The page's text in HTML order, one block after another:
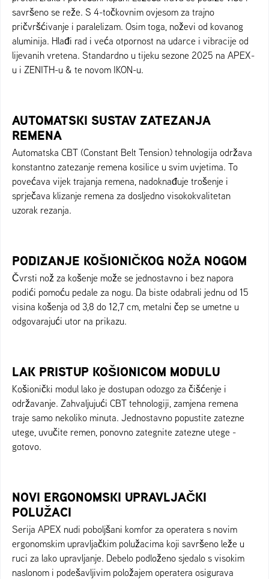
savršeno se reže. S 4-točkovnim ovjesom za trajno
pričvršćivanje i paralelizam. Osim toga, noževi od kovanog
aluminija. Hlađi rad i veća otpornost na udarce i vibracije od
lijevanih vretena. Standardno u tijeku sezone 2025 na APEX-
u i ZENITH-u & te novom IKON-u.
AUTOMATSKI SUSTAV ZATEZANJA
REMENA
Automatska CBT (Constant Belt Tension) tehnologija održava
konstantno zatezanje remena kosilice u svim uvjetima. To
povećava vijek trajanja remena, nadoknađuje trošenje i
sprječava klizanje remena za dosljedno visokokvalitetan
uzorak rezanja.
PODIZANJE KOŠIONIČKOG NOŽA NOGOM
Čvrsti nož za košenje može se jednostavno i bez napora
podići pomoću pedale za nogu. Da biste odabrali jednu od 15
visina košenja od 3,8 do 12,7 cm, metalni čep se umetne u
odgovarajući utor na prikazu.
LAK PRISTUP KOŠIONICOM MODULU
Košionički modul lako je dostupan odozgo za čišćenje i
održavanje. Zahvaljujući CBT tehnologiji, zamjena remena
traje samo nekoliko minuta. Jednostavno popustite zatezne
utege, uvučite remen, ponovno zategnite zatezne utege -
gotovo.
NOVI ERGONOMSKI UPRAVLJAČKI
POLUŽACI
Serija APEX nudi poboljšani komfor za operatera s novim
ergonomskim upravljačkim polužacima koji savršeno leže u
ruci za lako upravljanje. Debelo podloženo sjedalo s visokim
naslonom i podešavljivim položajem operatera osigurava